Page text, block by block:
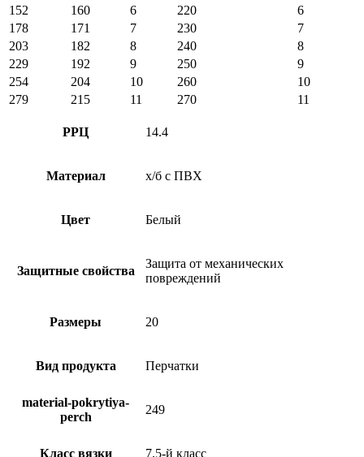
152
160 6 220
6
178
171 7 230
7
203
182 8 240
8
229
192 9 250
9
254
204 10 260
10
279
215 11 270 11
РРЦ 14.4
Материал х/б с ПВХ
Цвет Белый
Защитные свойства
Защита от механических
повреждений
Размеры 20
Вид продукта Перчатки
material-pokrytiya-
perch
249
Класс вязки 7.5-й класс